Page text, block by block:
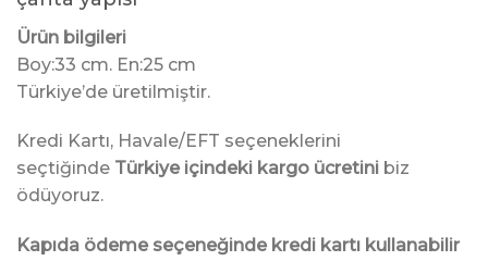
Ürün bilgileri
Boy:33 cm. En:25 cm
Türkiye’de üretilmiştir.
Kredi Kartı, Havale/EFT seçeneklerini
seçtiğinde Türkiye içindeki kargo ücretini biz
ödüyoruz.
Kapıda ödeme seçeneğinde kredi kartı kullanabilir